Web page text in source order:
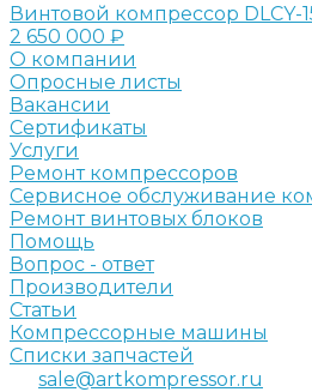
Винтовой компрессор DLCY-
2 650 000 ₽
О компании
Опросные листы
Вакансии
Сертификаты
Услуги
Ремонт компрессоров
Сервисное обслуживание
Ремонт винтовых блоков
Помощь
Вопрос - ответ
Производители
Статьи
Компрессорные машины
Списки запчастей
sale@artkompressor.ru